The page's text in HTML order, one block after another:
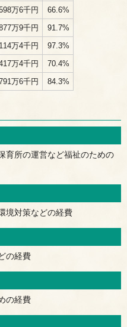
万6千円
66.6%
万9千円
91.7%
万4千円
97.3%
万4千円
70.4%
万6千円 84.3%
育所の運営など福祉のための
境対策などの経費
の経費
の経費